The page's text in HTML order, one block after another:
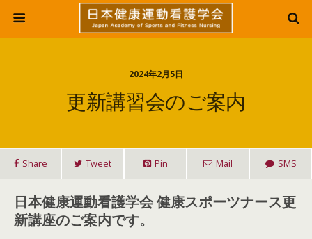
2024年2月5日
更新講習会のご案内
Share Tweet Pin Mail SMS
日本健康運動看護学会 健康スポーツナース更
新講座のご案内です。